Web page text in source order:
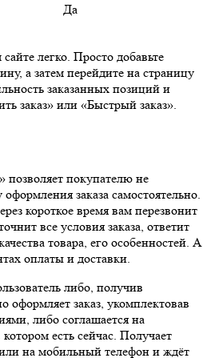
Да
легко. Просто добавьте
а затем перейдите на страницу
заказанных позиций и
заказ» или «Быстрый заказ».
покупателю не
заказа самостоятельно.
короткое время вам перезвонит
все условия заказа, ответит
товара, его особенностей. А
оплаты и доставки.
либо, получив
оформляет заказ, укомплектовав
либо соглашается на
есть сейчас. Получает
на мобильный телефон и ждёт